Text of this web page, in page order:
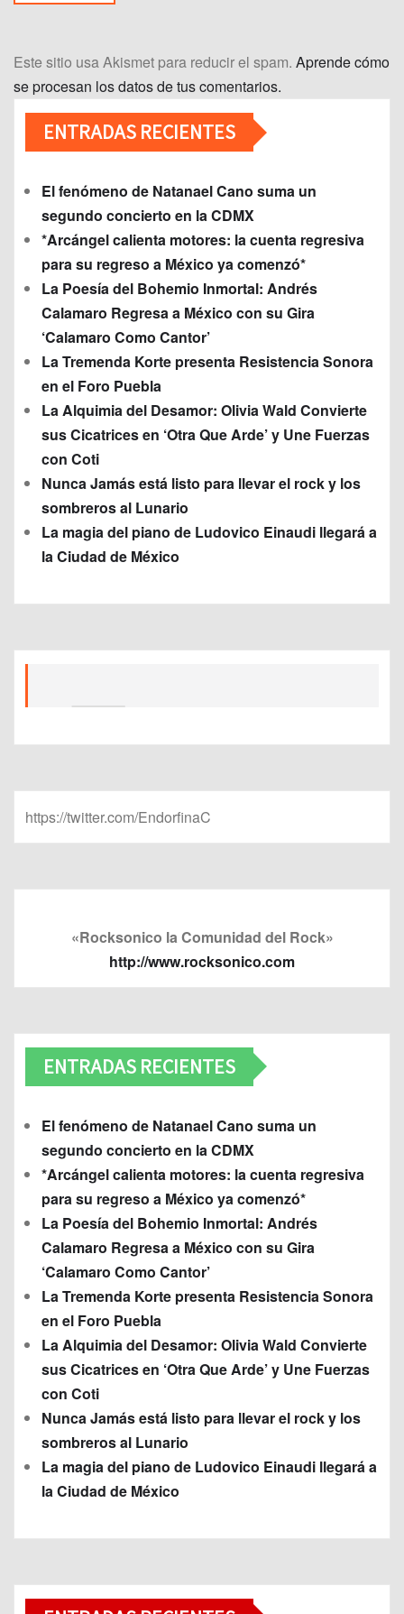
Este sitio usa Akismet para reducir el spam. Aprende cómo
se procesan los datos de tus comentarios.
ENTRADAS RECIENTES
El fenómeno de Natanael Cano suma un
segundo concierto en la CDMX
*Arcángel calienta motores: la cuenta regresiva
para su regreso a México ya comenzó*
La Poesía del Bohemio Inmortal: Andrés
Calamaro Regresa a México con su Gira
‘Calamaro Como Cantor’
La Tremenda Korte presenta Resistencia Sonora
en el Foro Puebla
La Alquimia del Desamor: Olivia Wald Convierte
sus Cicatrices en ‘Otra Que Arde’ y Une Fuerzas
con Coti
Nunca Jamás está listo para llevar el rock y los
sombreros al Lunario
La magia del piano de Ludovico Einaudi llegará a
la Ciudad de México
https://twitter.com/EndorfinaC
«Rocksonico la Comunidad del Rock»
http://www.rocksonico.com
ENTRADAS RECIENTES
El fenómeno de Natanael Cano suma un
segundo concierto en la CDMX
*Arcángel calienta motores: la cuenta regresiva
para su regreso a México ya comenzó*
La Poesía del Bohemio Inmortal: Andrés
Calamaro Regresa a México con su Gira
‘Calamaro Como Cantor’
La Tremenda Korte presenta Resistencia Sonora
en el Foro Puebla
La Alquimia del Desamor: Olivia Wald Convierte
sus Cicatrices en ‘Otra Que Arde’ y Une Fuerzas
con Coti
Nunca Jamás está listo para llevar el rock y los
sombreros al Lunario
La magia del piano de Ludovico Einaudi llegará a
la Ciudad de México